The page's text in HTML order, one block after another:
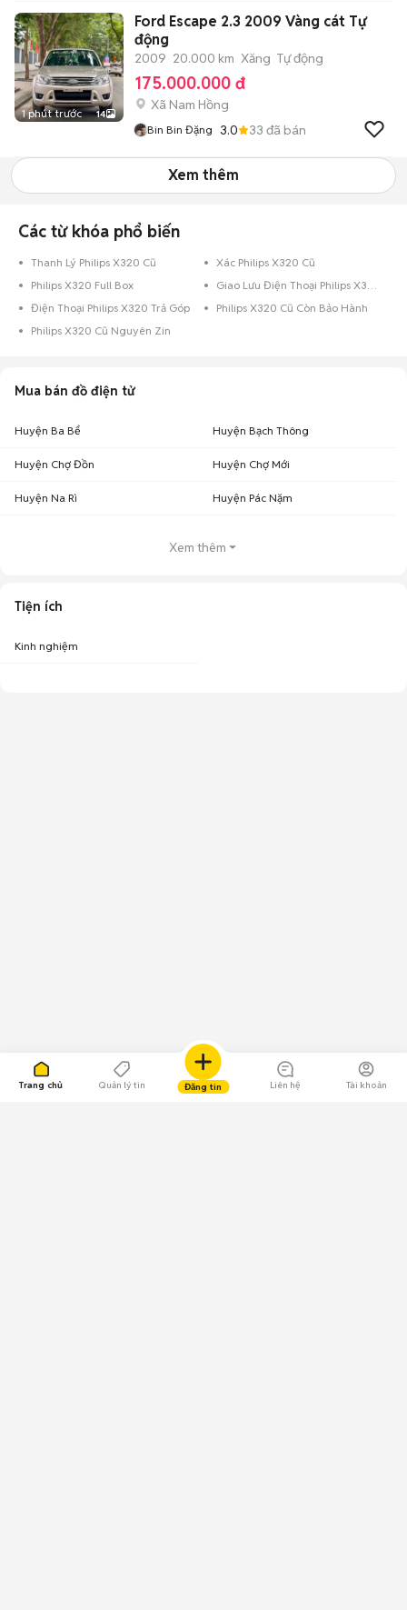
Trang chủ Quản lý tin Đăng tin Liên hệ Tài khoản
1 phút trước 14
Ford Escape 2.3 2009 Vàng cát Tự
động
2009 20.000 km Xăng Tự động
175.000.000 đ
Xã Nam Hồng
Bin Bin Đặng 3.0 33 đã bán
Xem thêm
Các từ khóa phổ biến
Thanh Lý Philips X320 Cũ
Xác Philips X320 Cũ
Philips X320 Full Box
Giao Lưu Điện Thoại Philips X320
Điện Thoại Philips X320 Trả Góp
Philips X320 Cũ Còn Bảo Hành
Philips X320 Cũ Nguyên Zin
Mua bán đồ điện tử
Huyện Ba Bể Huyện Bạch Thông
Huyện Chợ Đồn Huyện Chợ Mới
Huyện Na Rì Huyện Pác Nặm
Xem thêm
Tiện ích
Kinh nghiệm